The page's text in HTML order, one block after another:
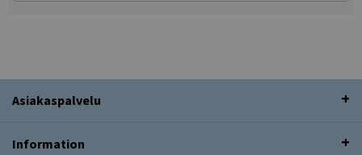
Asiakaspalvelu
Information